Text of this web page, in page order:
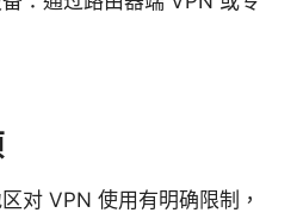
对 VPN 使用有明确限制，